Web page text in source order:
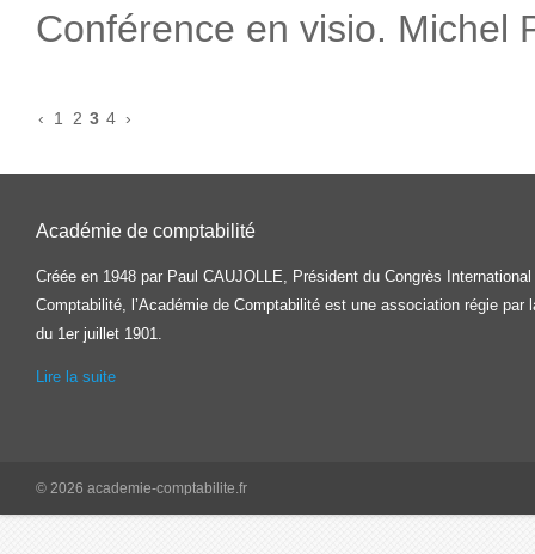
Conférence en visio. Michel
‹ 1 2 3 4 ›
Académie de comptabilité
Créée en 1948 par Paul CAUJOLLE, Président du Congrès International
Comptabilité, l’Académie de Comptabilité est une association régie par
du 1er juillet 1901.
Lire la suite
© 2026 academie-comptabilite.fr